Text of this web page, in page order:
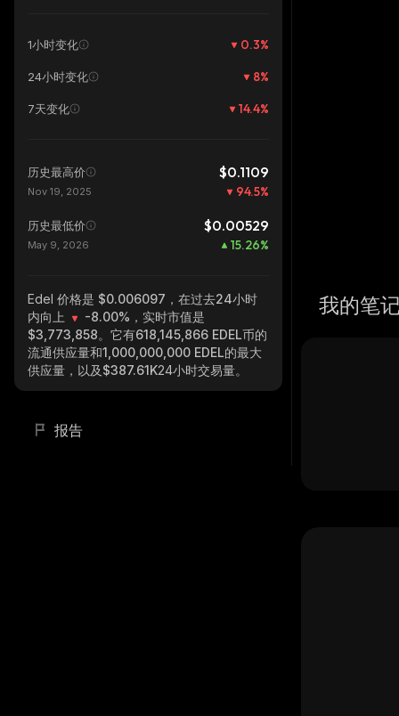
1小时变化 0.3%
24小时变化 8%
7天变化 14.4%
历史最高价 $0.1109
Nov 19, 2025 94.5%
历史最低价 $0.00529
May 9, 2026 15.26%
Edel 价格是 $0.006097，在过去24小时
内向上
-8.00% ，实时市值是
$3,773,858。它有618,145,866 EDEL币的
流通供应量和1,000,000,000 EDEL的最大
供应量，以及$387.61K24小时交易量。
报告
我的笔